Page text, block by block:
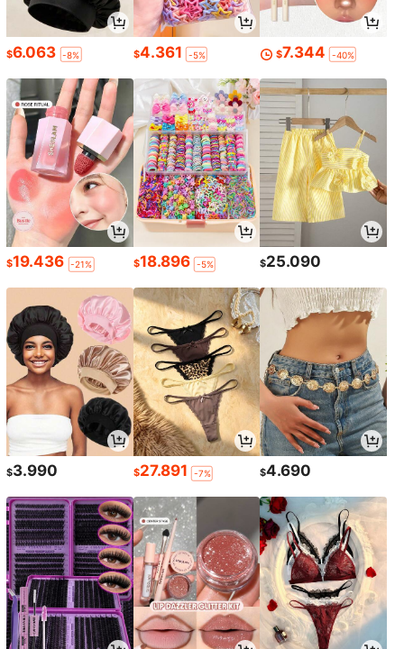
$6.063 -8% $4.361 -5% $7.344 -40%
$19.436 -21% $18.896 -5% $25.090
$3.990 $27.891 -7% $4.690